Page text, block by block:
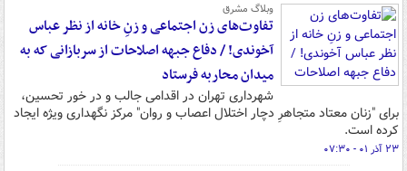
وبلاگ مشرق
تفاوت‌های زن اجتماعی و زنِ خانه از نظر عباس
آخوندی! / دفاع جبهه اصلاحات از سربازانی که به
میدان محاربه فرستاد
شهرداری تهران در اقدامی جالب و در خور تحسین،
برای "زنان معتاد متجاهرِ دچار اختلال اعصاب و روان" مرکز نگهداری ویژه ایجاد
کرده است.
۲۳ آذر ۰۱ - ۰۷:۳۰